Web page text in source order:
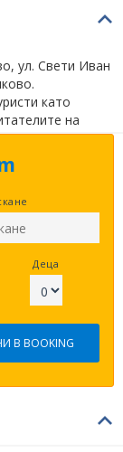
ул. Свети Иван
като
на
на 1.1
1.3 км. и
река Арда на
линия.
изброените
хотел
м. в права
Бачково имат
Tук
За удобство
Деца
В BOOKING